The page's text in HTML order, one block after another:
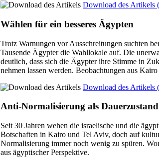
Download des Artikels
Wählen für ein besseres Ägypten
Trotz Warnungen vor Ausschreitungen suchten
Tausende Ägypter die Wahllokale auf. Die
deutlich, dass sich die Ägypter ihre Stimme in
nehmen lassen werden. Beobachtungen aus
Download des Artikels
Anti-Normalisierung als Dauerzustand
Seit 30 Jahren wehen die israelische und die
Botschaften in Kairo und Tel Aviv, doch auf
Normalisierung immer noch wenig zu spüren.
aus ägyptischer Perspektive.